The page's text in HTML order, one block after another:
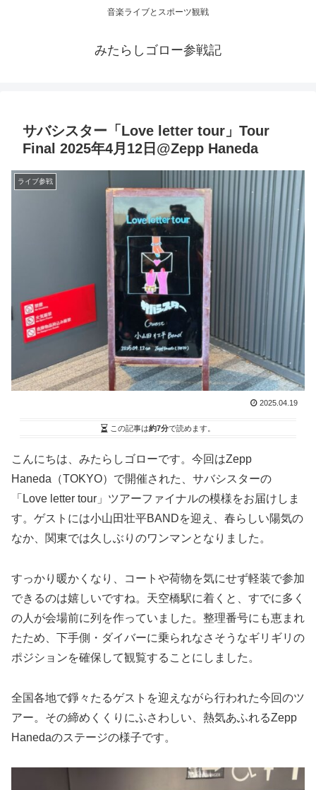
音楽ライブとスポーツ観戦
みたらしゴロー参戦記
サバシスター「Love letter tour」Tour
Final 2025年4月12日@Zepp Haneda
ライブ参戦
2025.04.19
この記事は約7分で読めます。
こんにちは、みたらしゴローです。今回はZepp
Haneda（TOKYO）で開催された、サバシスターの
「Love letter tour」ツアーファイナルの模様をお届けしま
す。ゲストには小山田壮平BANDを迎え、春らしい陽気の
なか、関東では久しぶりのワンマンとなりました。
すっかり暖かくなり、コートや荷物を気にせず軽装で参加
できるのは嬉しいですね。天空橋駅に着くと、すでに多く
の人が会場前に列を作っていました。整理番号にも恵まれ
たため、下手側・ダイバーに乗られなさそうなギリギリの
ポジションを確保して観覧することにしました。
全国各地で錚々たるゲストを迎えながら行われた今回のツ
アー。その締めくくりにふさわしい、熱気あふれるZepp
Hanedaのステージの様子です。